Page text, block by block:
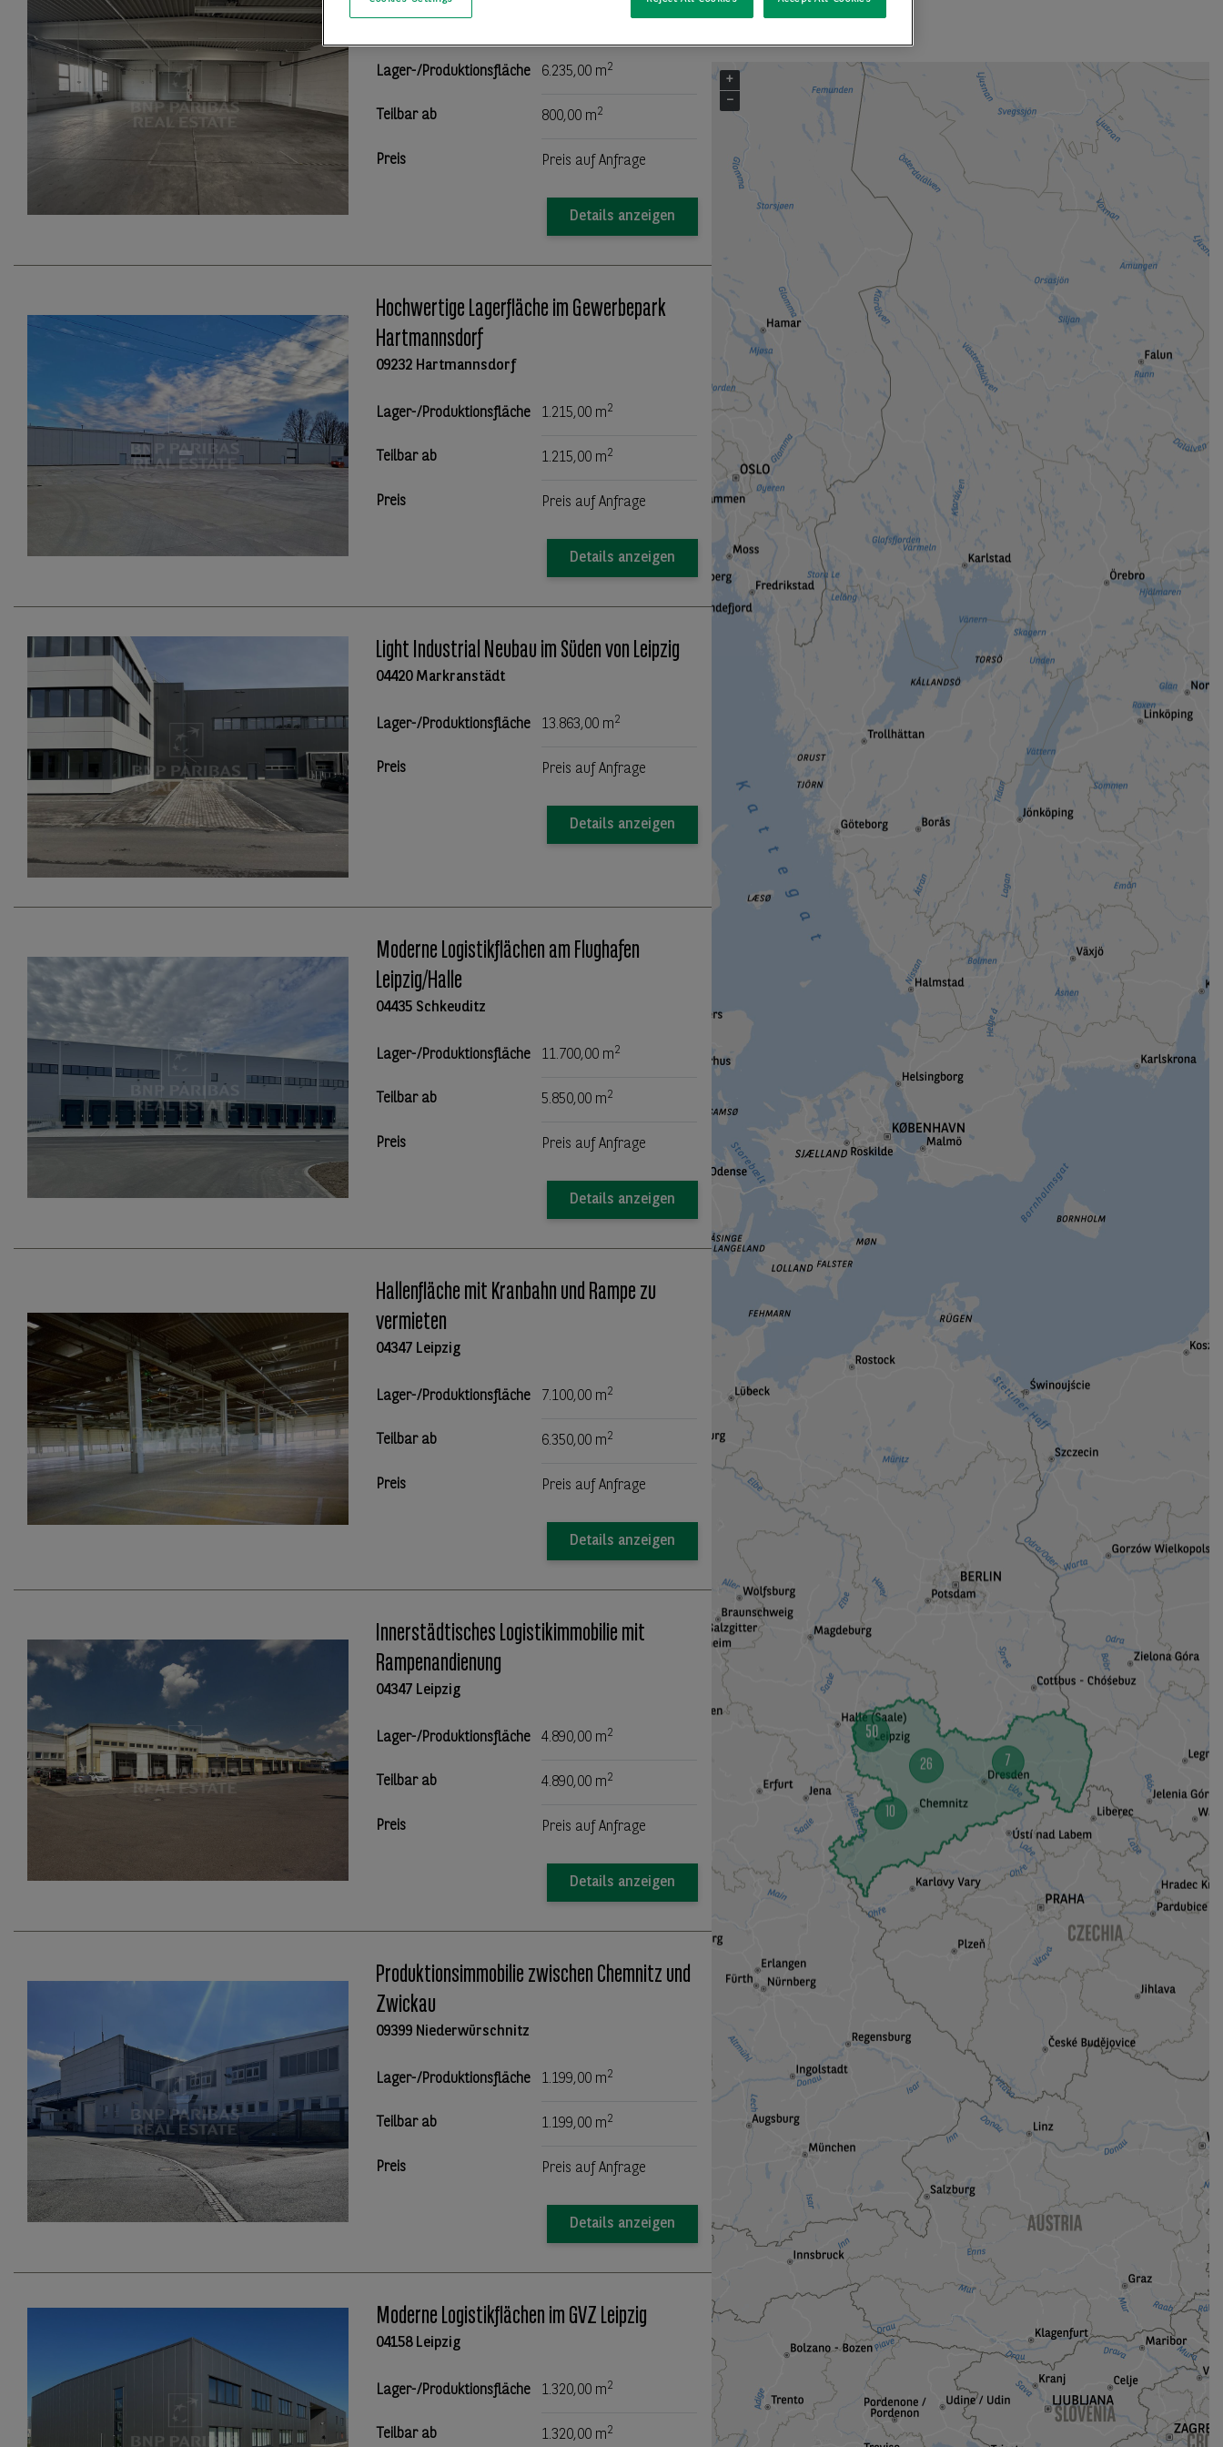
Lager-/Produktionsfläche 6.235,00 m2
Teilbar ab 800,00 m2
Preis Preis auf Anfrage
Details anzeigen
Hochwertige Lagerfläche im Gewerbepark
Hartmannsdorf
09232 Hartmannsdorf
Lager-/Produktionsfläche 1.215,00 m2
Teilbar ab 1.215,00 m2
Preis Preis auf Anfrage
Details anzeigen
Light Industrial Neubau im Süden von Leipzig
04420 Markranstädt
Lager-/Produktionsfläche 13.863,00 m2
Preis Preis auf Anfrage
Details anzeigen
Moderne Logistikflächen am Flughafen
Leipzig/Halle
04435 Schkeuditz
Lager-/Produktionsfläche 11.700,00 m2
Teilbar ab 5.850,00 m2
Preis Preis auf Anfrage
Details anzeigen
Hallenfläche mit Kranbahn und Rampe zu
vermieten
04347 Leipzig
Lager-/Produktionsfläche 7.100,00 m2
Teilbar ab 6.350,00 m2
Preis Preis auf Anfrage
Details anzeigen
Innerstädtisches Logistikimmobilie mit
Rampenandienung
04347 Leipzig
Lager-/Produktionsfläche 4.890,00 m2
Teilbar ab 4.890,00 m2
Preis Preis auf Anfrage
Details anzeigen
Produktionsimmobilie zwischen Chemnitz und
Zwickau
09399 Niederwürschnitz
Lager-/Produktionsfläche 1.199,00 m2
Teilbar ab 1.199,00 m2
Preis Preis auf Anfrage
Details anzeigen
Moderne Logistikflächen im GVZ Leipzig
04158 Leipzig
Lager-/Produktionsfläche 1.320,00 m2
Teilbar ab 1.320,00 m2
+
−